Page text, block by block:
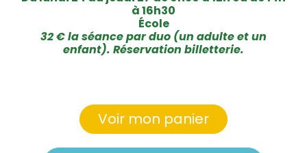
à 16h30
École
32 € la séance par duo (un adulte et un
enfant). Réservation billetterie.
Voir mon panier